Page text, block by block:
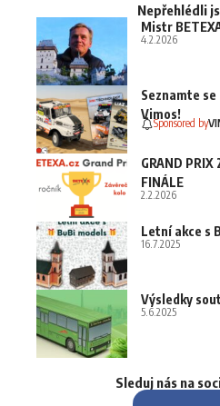
Nepřehlédli
Mistr
4.2.2026
Seznamte
Vimos!
Sponsored by
GRAND PRIX
FINÁLE
2.2.2026
Letní akce s
16.7.2025
Výsledky
5.6.2025
Sleduj nás na